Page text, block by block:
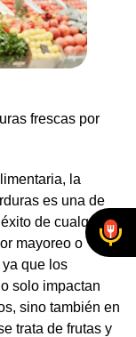
frescas por
la
es una de
de cualquier
mayoreo o
que los
solo impactan
sino también en
trata de frutas y